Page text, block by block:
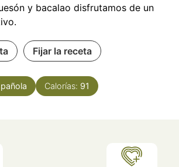
y bacalao disfrutamos de un
Fijar la receta
Calorías: 91